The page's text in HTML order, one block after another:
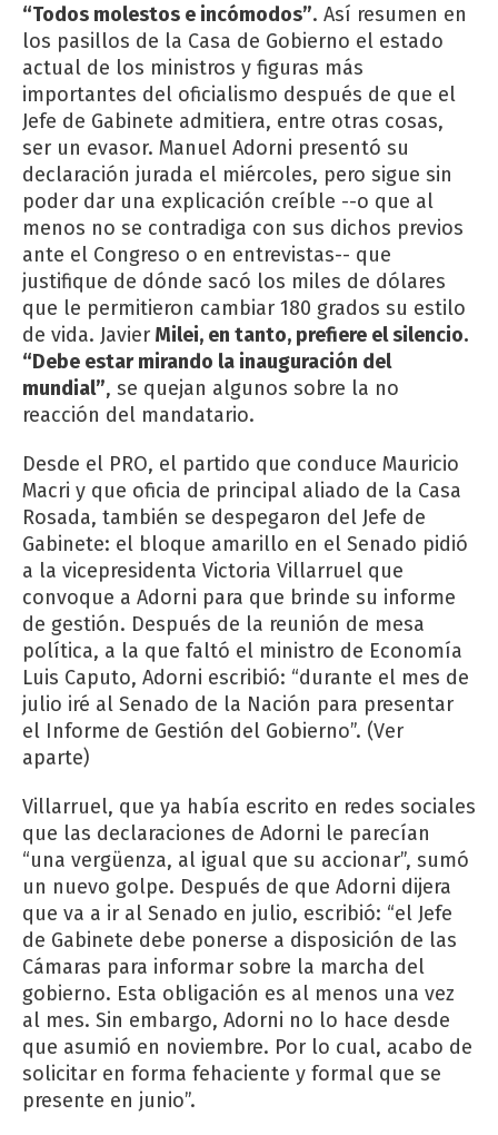
“Todos molestos e incómodos”. Así resumen en
los pasillos de la Casa de Gobierno el estado
actual de los ministros y figuras más
importantes del oficialismo después de que el
Jefe de Gabinete admitiera, entre otras cosas,
ser un evasor. Manuel Adorni presentó su
declaración jurada el miércoles, pero sigue sin
poder dar una explicación creíble --o que al
menos no se contradiga con sus dichos previos
ante el Congreso o en entrevistas-- que
justifique de dónde sacó los miles de dólares
que le permitieron cambiar 180 grados su estilo
de vida. Javier Milei, en tanto, prefiere el silencio.
“Debe estar mirando la inauguración del
mundial”, se quejan algunos sobre la no
reacción del mandatario.
Desde el PRO, el partido que conduce Mauricio
Macri y que oficia de principal aliado de la Casa
Rosada, también se despegaron del Jefe de
Gabinete: el bloque amarillo en el Senado pidió
a la vicepresidenta Victoria Villarruel que
convoque a Adorni para que brinde su informe
de gestión. Después de la reunión de mesa
política, a la que faltó el ministro de Economía
Luis Caputo, Adorni escribió: “durante el mes de
julio iré al Senado de la Nación para presentar
el Informe de Gestión del Gobierno”. (Ver
aparte)
Villarruel, que ya había escrito en redes sociales
que las declaraciones de Adorni le parecían
“una vergüenza, al igual que su accionar”, sumó
un nuevo golpe. Después de que Adorni dijera
que va a ir al Senado en julio, escribió: “el Jefe
de Gabinete debe ponerse a disposición de las
Cámaras para informar sobre la marcha del
gobierno. Esta obligación es al menos una vez
al mes. Sin embargo, Adorni no lo hace desde
que asumió en noviembre. Por lo cual, acabo de
solicitar en forma fehaciente y formal que se
presente en junio”.